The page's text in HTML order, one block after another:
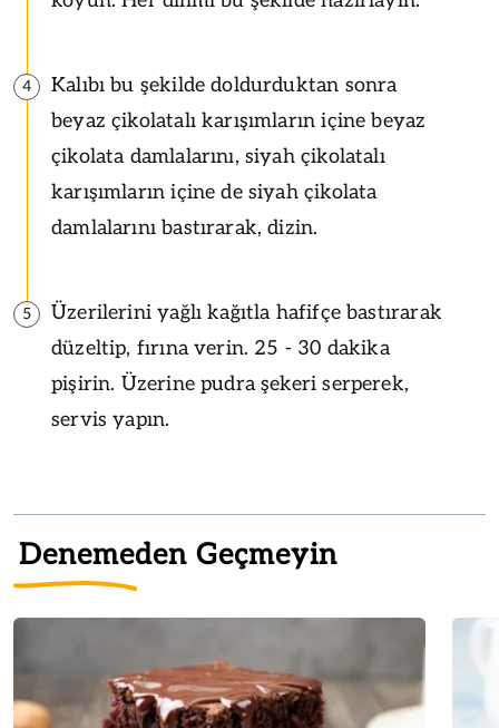
4
Kalıbı bu şekilde doldurduktan sonra
beyaz çikolatalı karışımların içine beyaz
çikolata damlalarını, siyah çikolatalı
karışımların içine de siyah çikolata
damlalarını bastırarak, dizin.
5
Üzerilerini yağlı kağıtla hafifçe bastırarak
düzeltip, fırına verin. 25 - 30 dakika
pişirin. Üzerine pudra şekeri serperek,
servis yapın.
Denemeden Geçmeyin